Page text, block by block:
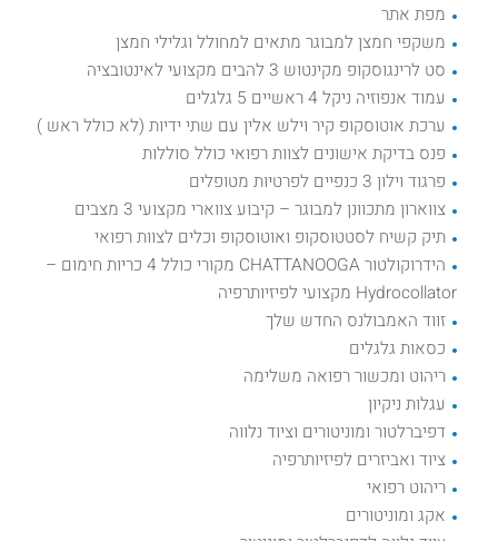
מפת אתר
משקפי חמצן למבוגר מתאים למחולל וגלילי חמצן
סט לרינגוסקופ מקינטוש 3 להבים מקצועי לאינטובציה
עמוד אנפוזיה ניקל 4 ראשיים 5 גלגלים
ערכת אוטוסקופ קיר וילש אלין עם שתי ידיות (לא כולל ראש )
פנס בדיקת אישונים לצוות רפואי כולל סוללות
פרגוד וילון 3 כנפיים לפרטיות מטופלים
צווארון מתכוונן למבוגר – קיבוע צווארי מקצועי 3 מצבים
תיק קשיח לסטטוסקופ ואוטוסקופ וכלים לצוות רפואי
הידרוקולטור CHATTANOOGA מקורי כולל 4 כריות חימום –
Hydrocollator מקצועי לפיזיותרפיה
זווד האמבולנס החדש שלך
כסאות גלגלים
ריהוט ומכשור רפואה משלימה
עגלות ניקיון
דפיברלטור ומוניטורים וציוד נלווה
ציוד ואביזרים לפיזיותרפיה
ריהוט רפואי
אקג ומוניטורים